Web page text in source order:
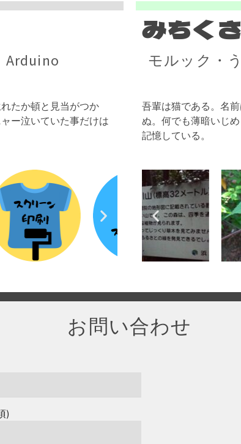
たか頓と見当がつか
ー泣いていた事だけは
みちくさ
モルック・
吾輩は猫である。名
ぬ。何でも薄暗いじ
記憶している。
お問い合わせ
)